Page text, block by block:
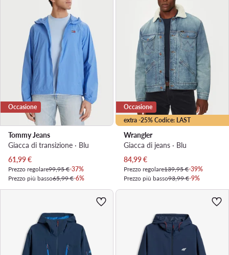
Occasione
Tommy Jeans
Giacca di transizione · Blu
Prezzo attuale
61,99€
Prezzo regolare99,95 €-37%
Prezzo più basso65,99 €-6%
extra -25% Codice: LAST
Occasione
Wrangler
Giacca di jeans · Blu
Prezzo attuale
84,99€
Prezzo regolare139,95 €-39%
Prezzo più basso93,99 €-9%